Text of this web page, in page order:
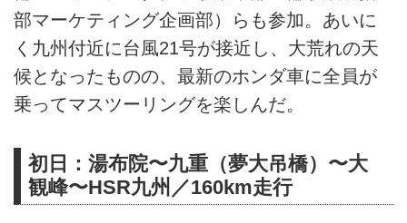
部マーケティング企画部）らも参加。あいに
く九州付近に台風21号が接近し、大荒れの天
候となったものの、最新のホンダ車に全員が
乗ってマスツーリングを楽しんだ。
初日：湯布院〜九重（夢大吊橋）〜大
観峰〜HSR九州／160km走行